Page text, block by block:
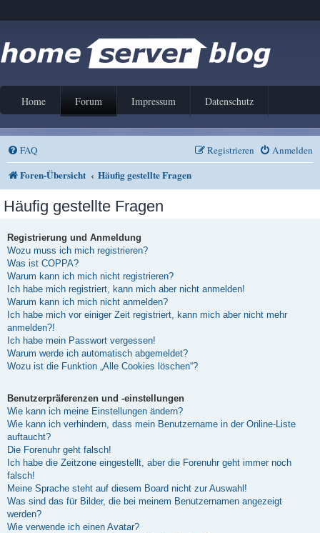
Home Forum Impressum Datenschutz
FAQ Anmelden
Registrieren
Foren-Übersicht Häufig gestellte Fragen
Häufig gestellte Fragen
Registrierung und Anmeldung
Wozu muss ich mich registrieren?
Was ist COPPA?
Warum kann ich mich nicht registrieren?
Ich habe mich registriert, kann mich aber nicht anmelden!
Warum kann ich mich nicht anmelden?
Ich habe mich vor einiger Zeit registriert, kann mich aber nicht mehr
anmelden?!
Ich habe mein Passwort vergessen!
Warum werde ich automatisch abgemeldet?
Wozu ist die Funktion „Alle Cookies löschen“?
Benutzerpräferenzen und -einstellungen
Wie kann ich meine Einstellungen ändern?
Wie kann ich verhindern, dass mein Benutzername in der Online-Liste
auftaucht?
Die Forenuhr geht falsch!
Ich habe die Zeitzone eingestellt, aber die Forenuhr geht immer noch
falsch!
Meine Sprache steht auf diesem Board nicht zur Auswahl!
Was sind das für Bilder, die bei meinem Benutzernamen angezeigt
werden?
Wie verwende ich einen Avatar?